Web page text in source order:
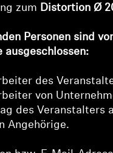
zum Distortion Ø
Personen sind
ausgeschlossen:
des
von
des Veranstalters
Angehörige.